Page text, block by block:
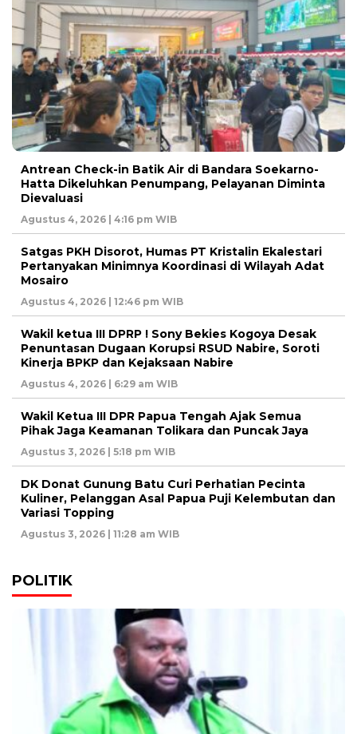
Antrean Check-in Batik Air di Bandara Soekarno-
Hatta Dikeluhkan Penumpang, Pelayanan Diminta
Dievaluasi
Agustus 4, 2026 | 4:16 pm WIB
Satgas PKH Disorot, Humas PT Kristalin Ekalestari
Pertanyakan Minimnya Koordinasi di Wilayah Adat
Mosairo
Agustus 4, 2026 | 12:46 pm WIB
Wakil ketua III DPRP ! Sony Bekies Kogoya Desak
Penuntasan Dugaan Korupsi RSUD Nabire, Soroti
Kinerja BPKP dan Kejaksaan Nabire
Agustus 4, 2026 | 6:29 am WIB
Wakil Ketua III DPR Papua Tengah Ajak Semua
Pihak Jaga Keamanan Tolikara dan Puncak Jaya
Agustus 3, 2026 | 5:18 pm WIB
DK Donat Gunung Batu Curi Perhatian Pecinta
Kuliner, Pelanggan Asal Papua Puji Kelembutan dan
Variasi Topping
Agustus 3, 2026 | 11:28 am WIB
POLITIK